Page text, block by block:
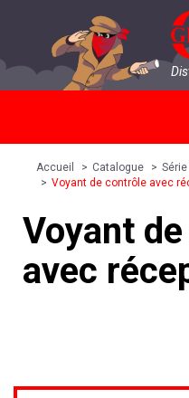
Accueil Catalogue
Voyant de contrôle avec
Voyant
avec